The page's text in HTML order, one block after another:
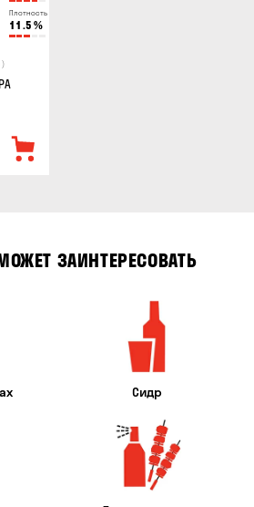
Плотность
11.5 %
ЗАИНТЕРЕСОВАТЬ
Сидр